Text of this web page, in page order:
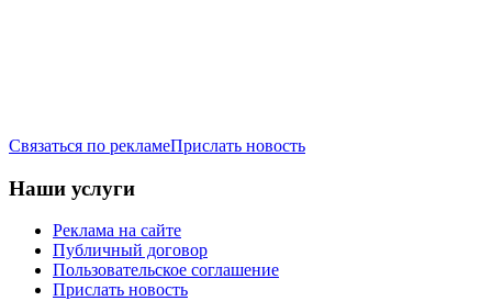
Связаться по рекламеПрислать новость
Наши услуги
Реклама на сайте
Публичный договор
Пользовательское соглашение
Прислать новость